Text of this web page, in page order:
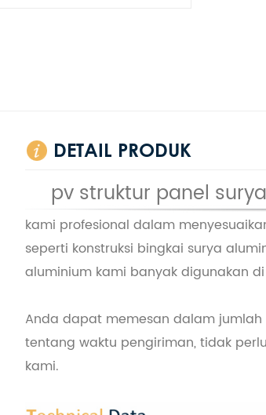
DETAIL PRODUK
pv struktur panel
kami profesional dalam
seperti konstruksi bingkai surya
aluminium kami banyak digunakan
Anda dapat memesan dalam jumlah
tentang waktu pengiriman, tidak
kami.